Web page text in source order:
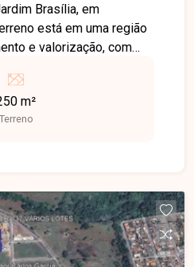
Brasília, em
está em uma região
e valorização, com
escolas, farmácias,
proporcionando
potencial para
residencial ou como
excelente
potencial de
em expansão. Esta é
m²
Terreno